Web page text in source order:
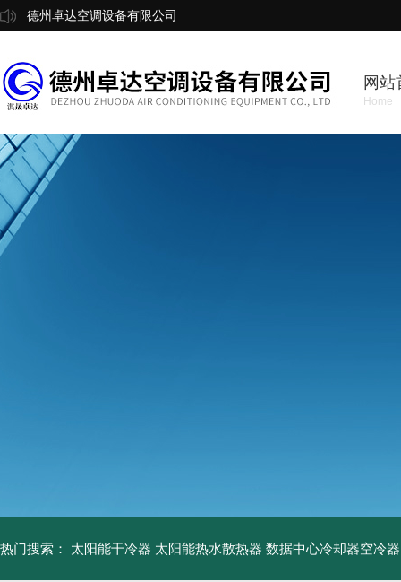
德州卓达空调设备有限公司
网站
Home
热门搜索： 太阳能干冷器 太阳能热水散热器 数据中心冷却器空冷器